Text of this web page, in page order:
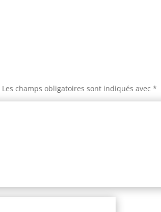
Les champs obligatoires sont indiqués avec*